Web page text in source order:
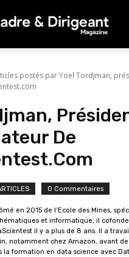
postés par Yoel Tordjman,
De
0 Commentaires
en 2015 de l’Ecole des Mines,
et informatique, il cofonde
il y a plus de 8 ans. Il a
notamment chez Amazon, avant
la formation en data science avec